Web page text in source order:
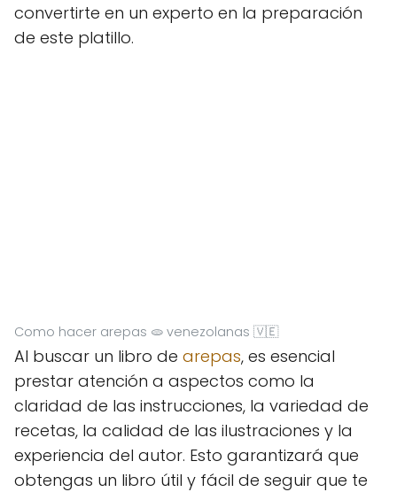
convertirte en un experto en la preparación
de este platillo.
Como hacer arepas 🫓 venezolanas 🇻🇪
Al buscar un libro de arepas, es esencial
prestar atención a aspectos como la
claridad de las instrucciones, la variedad de
recetas, la calidad de las ilustraciones y la
experiencia del autor. Esto garantizará que
obtengas un libro útil y fácil de seguir que te